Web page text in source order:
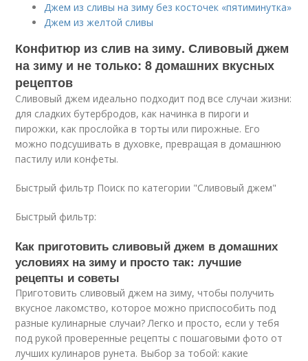
Джем из сливы на зиму без косточек «пятиминутка»
Джем из желтой сливы
Конфитюр из слив на зиму. Сливовый джем
на зиму и не только: 8 домашних вкусных
рецептов
Сливовый джем идеально подходит под все случаи жизни:
для сладких бутербродов, как начинка в пироги и
пирожки, как прослойка в торты или пирожные. Его
можно подсушивать в духовке, превращая в домашнюю
пастилу или конфеты.
Быстрый фильтр Поиск по категории "Сливовый джем"
Быстрый фильтр:
Как приготовить сливовый джем в домашних
условиях на зиму и просто так: лучшие
рецепты и советы
Приготовить сливовый джем на зиму, чтобы получить
вкусное лакомство, которое можно приспособить под
разные кулинарные случаи? Легко и просто, если у тебя
под рукой проверенные рецепты с пошаговыми фото от
лучших кулинаров рунета. Выбор за тобой: какие